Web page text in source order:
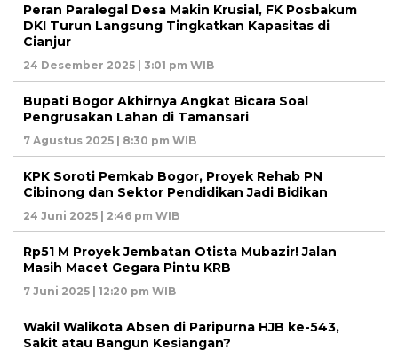
Peran Paralegal Desa Makin Krusial, FK Posbakum
DKI Turun Langsung Tingkatkan Kapasitas di
Cianjur
24 Desember 2025 | 3:01 pm WIB
Bupati Bogor Akhirnya Angkat Bicara Soal
Pengrusakan Lahan di Tamansari
7 Agustus 2025 | 8:30 pm WIB
KPK Soroti Pemkab Bogor, Proyek Rehab PN
Cibinong dan Sektor Pendidikan Jadi Bidikan
24 Juni 2025 | 2:46 pm WIB
Rp51 M Proyek Jembatan Otista Mubazir! Jalan
Masih Macet Gegara Pintu KRB
7 Juni 2025 | 12:20 pm WIB
Wakil Walikota Absen di Paripurna HJB ke-543,
Sakit atau Bangun Kesiangan?